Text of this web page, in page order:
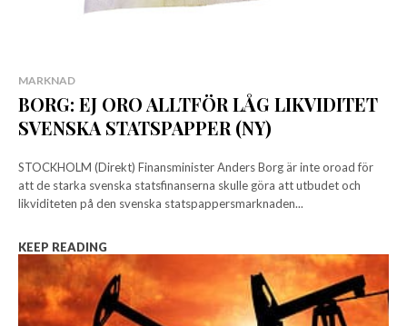
MARKNAD
BORG: EJ ORO ALLTFÖR LÅG LIKVIDITET
SVENSKA STATSPAPPER (NY)
STOCKHOLM (Direkt) Finansminister Anders Borg är inte oroad för
att de starka svenska statsfinanserna skulle göra att utbudet och
likviditeten på den svenska statspappersmarknaden...
KEEP READING